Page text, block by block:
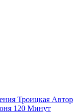
Троицкая Автор
120 Минут